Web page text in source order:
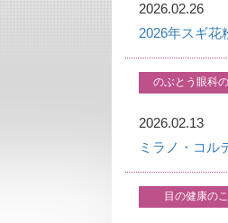
2026.02.26
2026年スギ花
のぶとう眼科
2026.02.13
ミラノ・コル
目の健康の